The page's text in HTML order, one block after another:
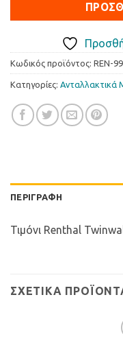
Κωδικός προϊόντος: REN-
Κατηγορίες:
ΠΕΡΙΓΡΑΦΉ
Τιμόνι Renthal
ΣΧΕΤΙΚΆ